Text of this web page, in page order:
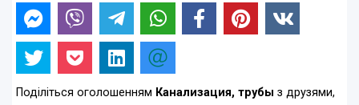
Поділіться оголошенням Канализация, трубы з друзями,